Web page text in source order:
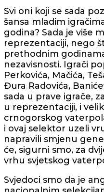
Svi oni koji se sada
šansa mladim
godina? Sada je više
reprezentaciji, nego
prethodnim
nezavisnosti. Igrači
Perkovića, Mačića,
Đura Radovića,
sada u prave igrače,
u reprezentaciji, i
crnogorskog
i ovaj selektor uzeli
napravili smjenu
će, sigurni smo, za
vrhu svjetskog
Svjedoci smo da je